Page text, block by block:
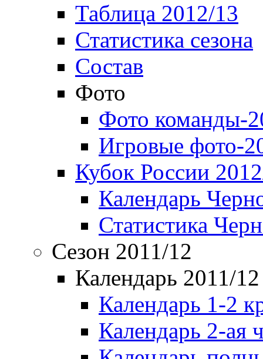
Таблица 2012/13
Статистика сезона
Состав
Фото
Фото команды-
Игровые фото-
Кубок России
Календарь
Статистика
Сезон 2011/12
Календарь 2011/12
Календарь 1-2
Календарь 2-ая